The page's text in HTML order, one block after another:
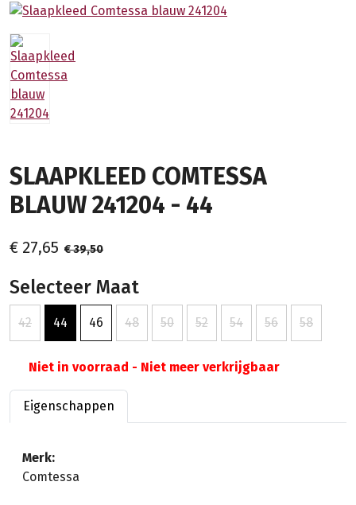
SLAAPKLEED COMTESSA
BLAUW 241204 - 44
€ 27,65 € 39,50
Selecteer Maat
42 44 46 48 50 52 54 56 58
Niet in voorraad - Niet meer verkrijgbaar
Eigenschappen
Merk:
Comtessa